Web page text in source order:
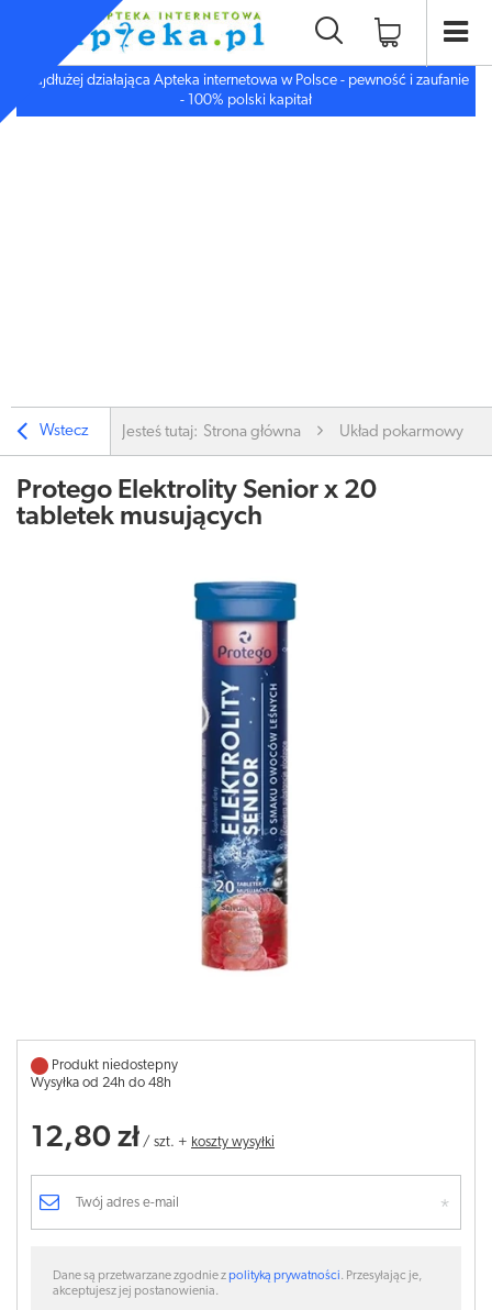
Najdłużej działająca Apteka internetowa w Polsce - pewność i zaufanie
- 100% polski kapitał
Wstecz Jesteś tutaj: Strona główna Układ pokarmowy
Protego Elektrolity Senior x 20
tabletek musujących
Produkt niedostepny
Wysyłka od 24h do 48h
12,80 zł / szt. + koszty wysyłki
Dane są przetwarzane zgodnie zpolityką prywatności. Przesyłając je,
akceptujesz jej postanowienia.